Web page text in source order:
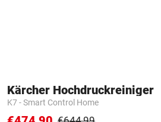
Kärcher Hochdruckreiniger
K7 - Smart Control Home